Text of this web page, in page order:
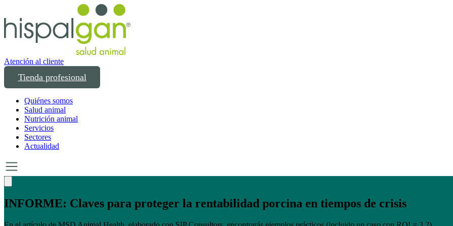
Atención al cliente
Tienda profesional
Quiénes somos
Salud animal
Nutrición animal
Servicios
Sectores
Actualidad
Un año transformando las compras profesionales en salud y bienestar animal: el éxito